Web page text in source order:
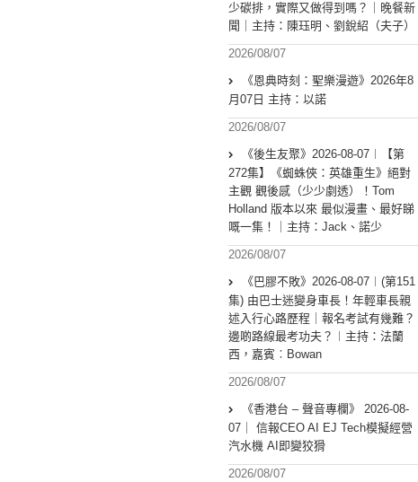
少碳排，實際又做得到嗎？｜晚餐新
聞｜主持：陳珏明、劉銳紹（夫子）
2026/08/07
《恩典時刻：聖樂漫遊》2026年8
月07日 主持：以諾
2026/08/07
《後生友聚》2026-08-07︱【第
272集】《蜘蛛俠：英雄重生》絕對
主觀 觀後感（少少劇透）！Tom
Holland 版本以來 最似漫畫、最好睇
嘅一集！｜主持：Jack、諾少
2026/08/07
《巴膠不敗》2026-08-07︱(第151
集) 由巴士迷變身車長！年輕車長親
述入行心路歷程｜報名考試有幾難？
邊啲路線最考功夫？︱主持：法蘭
西，嘉賓︰Bowan
2026/08/07
《香港台 – 聲音專欄》 2026-08-
07｜ 信報CEO AI EJ Tech模擬經營
汽水機 AI即變狡猾
2026/08/07